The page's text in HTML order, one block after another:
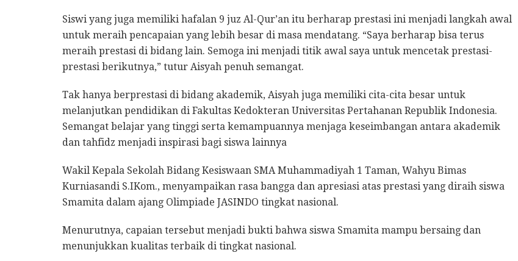
Siswi yang juga memiliki hafalan 9 juz Al-Qur’an itu berharap prestasi ini menjadi langkah awal
untuk meraih pencapaian yang lebih besar di masa mendatang. “Saya berharap bisa terus
meraih prestasi di bidang lain. Semoga ini menjadi titik awal saya untuk mencetak prestasi-
prestasi berikutnya,” tutur Aisyah penuh semangat.
Tak hanya berprestasi di bidang akademik, Aisyah juga memiliki cita-cita besar untuk
melanjutkan pendidikan di Fakultas Kedokteran Universitas Pertahanan Republik Indonesia.
Semangat belajar yang tinggi serta kemampuannya menjaga keseimbangan antara akademik
dan tahfidz menjadi inspirasi bagi siswa lainnya
Wakil Kepala Sekolah Bidang Kesiswaan SMA Muhammadiyah 1 Taman, Wahyu Bimas
Kurniasandi S.IKom., menyampaikan rasa bangga dan apresiasi atas prestasi yang diraih siswa
Smamita dalam ajang Olimpiade JASINDO tingkat nasional.
Menurutnya, capaian tersebut menjadi bukti bahwa siswa Smamita mampu bersaing dan
menunjukkan kualitas terbaik di tingkat nasional.